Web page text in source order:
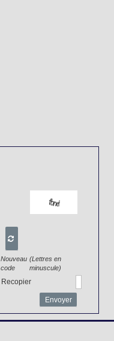

Nouveau
code
(Lettres en
minuscule)
Recopier
Envoyer